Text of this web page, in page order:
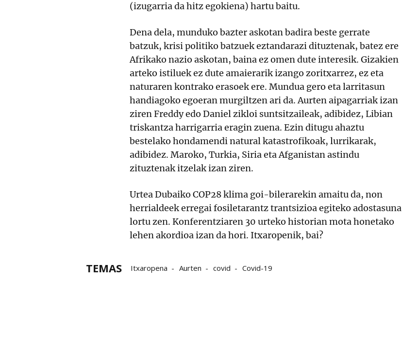
(izugarria da hitz egokiena) hartu baitu.
Dena dela, munduko bazter askotan badira beste gerrate
batzuk, krisi politiko batzuek eztandarazi dituztenak, batez ere
Afrikako nazio askotan, baina ez omen dute interesik. Gizakien
arteko istiluek ez dute amaierarik izango zoritxarrez, ez eta
naturaren kontrako erasoek ere. Mundua gero eta larritasun
handiagoko egoeran murgiltzen ari da. Aurten aipagarriak izan
ziren Freddy edo Daniel zikloi suntsitzaileak, adibidez, Libian
triskantza harrigarria eragin zuena. Ezin ditugu ahaztu
bestelako hondamendi natural katastrofikoak, lurrikarak,
adibidez. Maroko, Turkia, Siria eta Afganistan astindu
zituztenak itzelak izan ziren.
Urtea Dubaiko COP28 klima goi-bilerarekin amaitu da, non
herrialdeek erregai fosiletarantz trantsizioa egiteko adostasuna
lortu zen. Konferentziaren 30 urteko historian mota honetako
lehen akordioa izan da hori. Itxaropenik, bai?
TEMAS Itxaropena Aurten covid Covid-19